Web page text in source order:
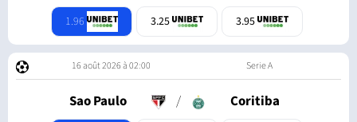
1.96 3.25 3.95
16 août 2026 à 02:00 Serie A
Sao Paulo / Coritiba